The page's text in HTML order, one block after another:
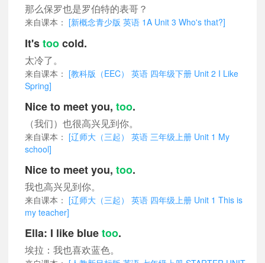
那么保罗也是罗伯特的表哥？
来自课本： [新概念青少版 英语 1A Unit 3 Who's that?]
It'stoocold.
太冷了。
来自课本： [教科版（EEC） 英语 四年级下册 Unit 2 I Like
Spring]
Nice to meet you, too.
（我们）也很高兴见到你。
来自课本： [辽师大（三起） 英语 三年级上册 Unit 1 My
school]
Nice to meet you, too.
我也高兴见到你。
来自课本： [辽师大（三起） 英语 四年级上册 Unit 1 This is
my teacher]
Ella: I like bluetoo.
埃拉：我也喜欢蓝色。